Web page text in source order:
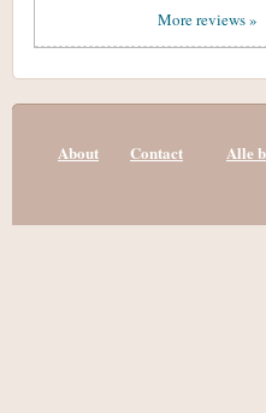
More reviews »
About Contact Alle